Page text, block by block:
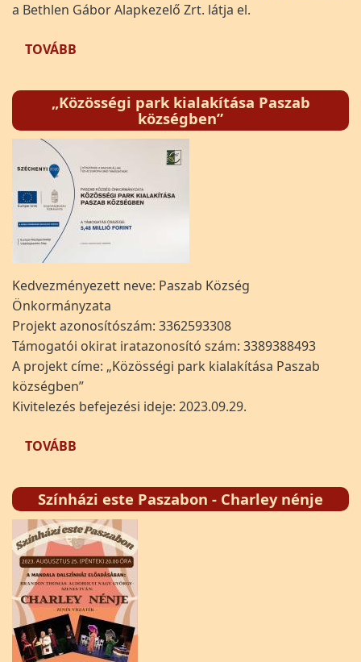
a Bethlen Gábor Alapkezelő Zrt. látja el.
TOVÁBB
„Közösségi park kialakítása Paszab
községben”
Kedvezményezett neve: Paszab Község
Önkormányzata
Projekt azonosítószám: 3362593308
Támogatói okirat iratazonosító szám: 3389388493
A projekt címe: „Közösségi park kialakítása Paszab
községben”
Kivitelezés befejezési ideje: 2023.09.29.
TOVÁBB
Színházi este Paszabon - Charley nénje